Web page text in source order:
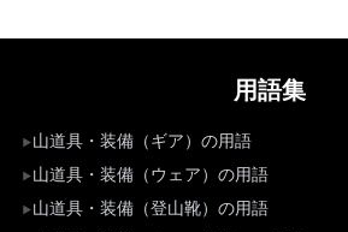
用語集
山道具・装備（ギア）の用語
山道具・装備（ウェア）の用語
山道具・装備（登山靴）の用語